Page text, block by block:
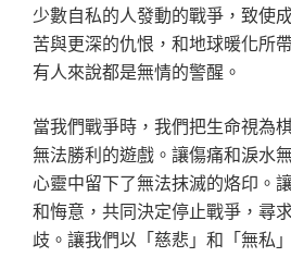
少數自私的人發動的戰爭，致使
苦與更深的仇恨，和地球暖化所
有人來說都是無情的警醒。
當我們戰爭時，我們把生命視為
無法勝利的遊戲。讓傷痛和淚水
心靈中留下了無法抹滅的烙印。
和悔意，共同決定停止戰爭，尋
歧。讓我們以「慈悲」和「無私